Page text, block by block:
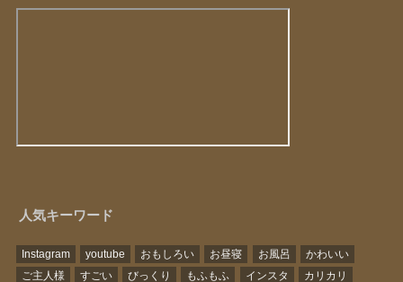
人気キーワード
Instagram youtube おもしろい お昼寝 お風呂
かわいい
ご主人様
すごい びっくり もふもふ インスタ
カリカリ